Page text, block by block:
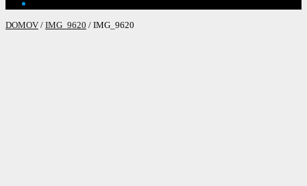
DOMOV / IMG_9620 / IMG_9620